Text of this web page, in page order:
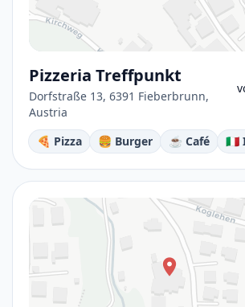
Pizzeria Treffpunkt
Dorfstraße 13, 6391 Fieberbrunn,
Austria
🍕 Pizza 🍔 Burger ☕ Café 🇮🇹